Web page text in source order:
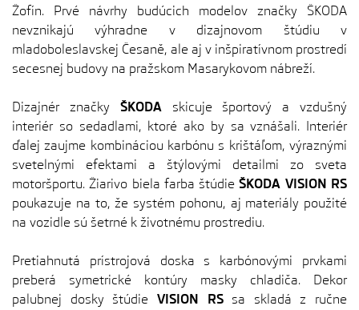
Žofín. Prvé návrhy budúcich modelov značky ŠKODA
nevznikajú výhradne v dizajnovom štúdiu v
mladoboleslavskej Česaně, ale aj v inšpiratívnom prostredí
secesnej budovy na pražskom Masarykovom nábreží.
Dizajnér značky ŠKODAskicuje športový a vzdušný
interiér so sedadlami, ktoré ako by sa vznášali. Interiér
ďalej zaujme kombináciou karbónu s krištáľom, výraznými
svetelnými efektami a štýlovými detailmi zo sveta
motoršportu. Žiarivo biela farba štúdieŠKODA VISION RS
poukazuje na to, že systém pohonu, aj materiály použité
na vozidle sú šetrné k životnému prostrediu.
Pretiahnutá prístrojová doska s karbónovými prvkami
preberá symetrické kontúry masky chladiča. Dekor
palubnej dosky štúdie VISION RSsa skladá z ručne